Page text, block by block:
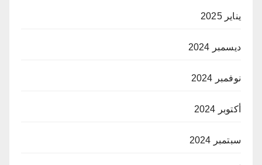
يناير 2025
ديسمبر 2024
نوفمبر 2024
أكتوبر 2024
سبتمبر 2024